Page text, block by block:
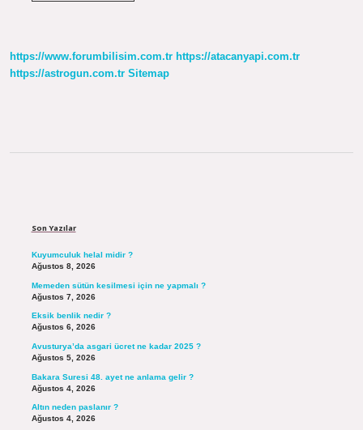
https://www.forumbilisim.com.tr https://atacanyapi.com.tr
https://astrogun.com.tr Sitemap
Son Yazılar
Kuyumculuk helal midir ?
Ağustos 8, 2026
Memeden sütün kesilmesi için ne yapmalı ?
Ağustos 7, 2026
Eksik benlik nedir ?
Ağustos 6, 2026
Avusturya’da asgari ücret ne kadar 2025 ?
Ağustos 5, 2026
Bakara Suresi 48. ayet ne anlama gelir ?
Ağustos 4, 2026
Altın neden paslanır ?
Ağustos 4, 2026